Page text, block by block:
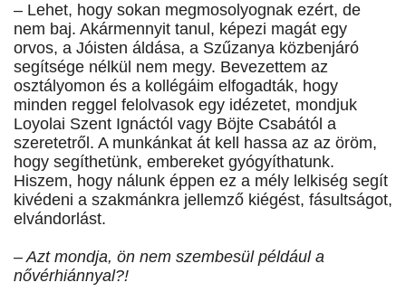
– Lehet, hogy sokan megmosolyognak ezért, de
nem baj. Akármennyit tanul, képezi magát egy
orvos, a Jóisten áldása, a Szűzanya közbenjáró
segítsége nélkül nem megy. Bevezettem az
osztályomon és a kollégáim elfogadták, hogy
minden reggel felolvasok egy idézetet, mondjuk
Loyolai Szent Ignáctól vagy Böjte Csabától a
szeretetről. A munkánkat át kell hassa az az öröm,
hogy segíthetünk, embereket gyógyíthatunk.
Hiszem, hogy nálunk éppen ez a mély lelkiség segít
kivédeni a szakmánkra jellemző kiégést, fásultságot,
elvándorlást.
– Azt mondja, ön nem szembesül például a
nővérhiánnyal?!